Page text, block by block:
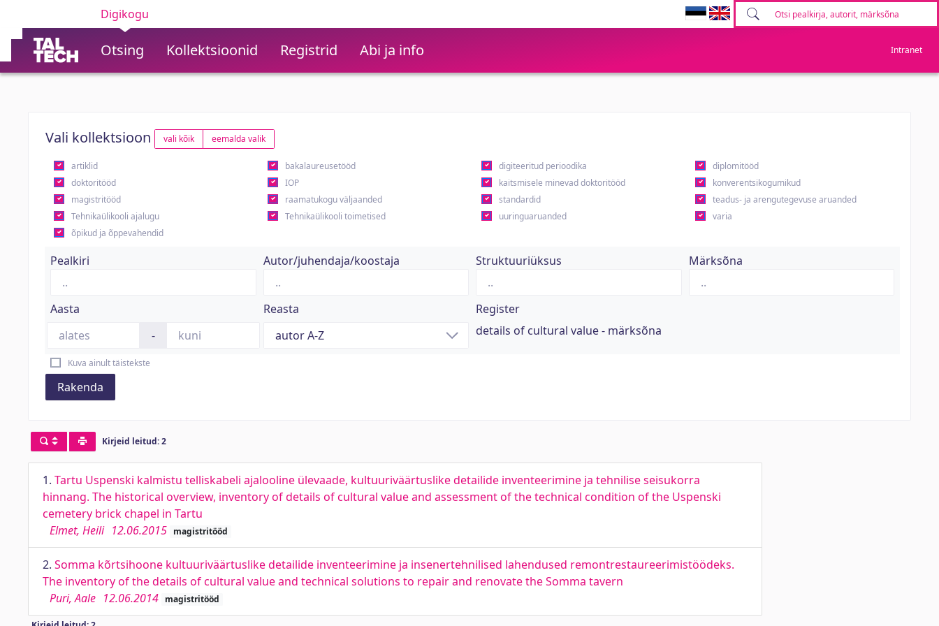
Digikogu
Otsing Kollektsioonid Registrid Abi ja info Intranet
Vali kollektsioon vali kõik eemalda valik
artiklid bakalaureusetööd digiteeritud perioodika
diplomitööd
doktoritööd
IOP kaitsmisele minevad doktoritööd
konverentsikogumikud
magistritööd
raamatukogu väljaanded standardid
teadus- ja arengutegevuse aruanded
Tehnikaülikooli ajalugu
Tehnikaülikooli toimetised uuringuaruanded
varia
õpikud ja õppevahendid
Pealkiri Autor/juhendaja/koostaja Struktuuriüksus Märksõna
Aasta
-
Reasta
Register
details of cultural value - märksõna
Kuva ainult täistekste
Rakenda
Kirjeid leitud: 2
1. Tartu Uspenski kalmistu telliskabeli ajalooline ülevaade, kultuuriväärtuslike detailide inventeerimine ja tehnilise seisukorra
hinnang. The historical overview, inventory of details of cultural value and assessment of the technical condition of the Uspenski
cemetery brick chapel in Tartu
Elmet, Heili 12.06.2015 magistritööd
2. Somma kõrtsihoone kultuuriväärtuslike detailide inventeerimine ja insenertehnilised lahendused remontrestaureerimistöödeks.
The inventory of the details of cultural value and technical solutions to repair and renovate the Somma tavern
Puri, Aale 12.06.2014 magistritööd